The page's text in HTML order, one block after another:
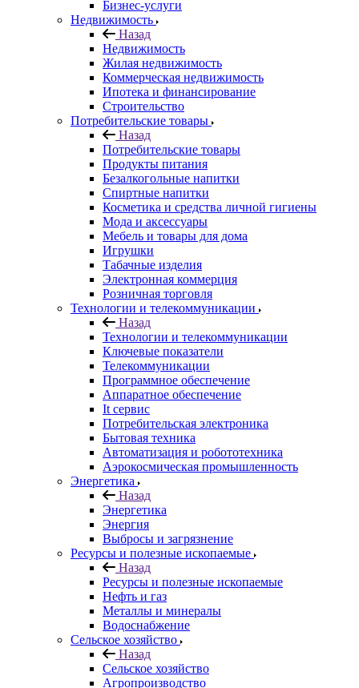
Бизнес-услуги
Недвижимость
Назад
Недвижимость
Жилая недвижимость
Коммерческая недвижимость
Ипотека и финансирование
Строительство
Потребительские товары
Назад
Потребительские товары
Продукты питания
Безалкогольные напитки
Спиртные напитки
Косметика и средства личной гигиены
Мода и аксессуары
Мебель и товары для дома
Игрушки
Табачные изделия
Электронная коммерция
Розничная торговля
Технологии и телекоммуникации
Назад
Технологии и телекоммуникации
Ключевые показатели
Телекоммуникации
Программное обеспечение
Аппаратное обеспечение
It сервис
Потребительская электроника
Бытовая техника
Автоматизация и робототехника
Аэрокосмическая промышленность
Энергетика
Назад
Энергетика
Энергия
Выбросы и загрязнение
Ресурсы и полезные ископаемые
Назад
Ресурсы и полезные ископаемые
Нефть и газ
Металлы и минералы
Водоснабжение
Сельское хозяйство
Назад
Сельское хозяйство
Агропроизводство